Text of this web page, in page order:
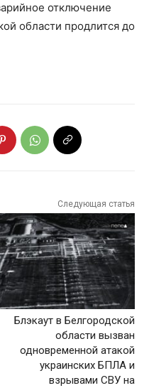
отключение
области продлится до
Следующая статья
Блэкаут в Белгородской
области вызван
одновременной атакой
украинских БПЛА и
взрывами СВУ на